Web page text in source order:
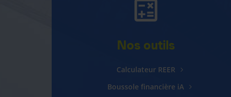
Nos outils
Calculateur REER
Boussole financière iA